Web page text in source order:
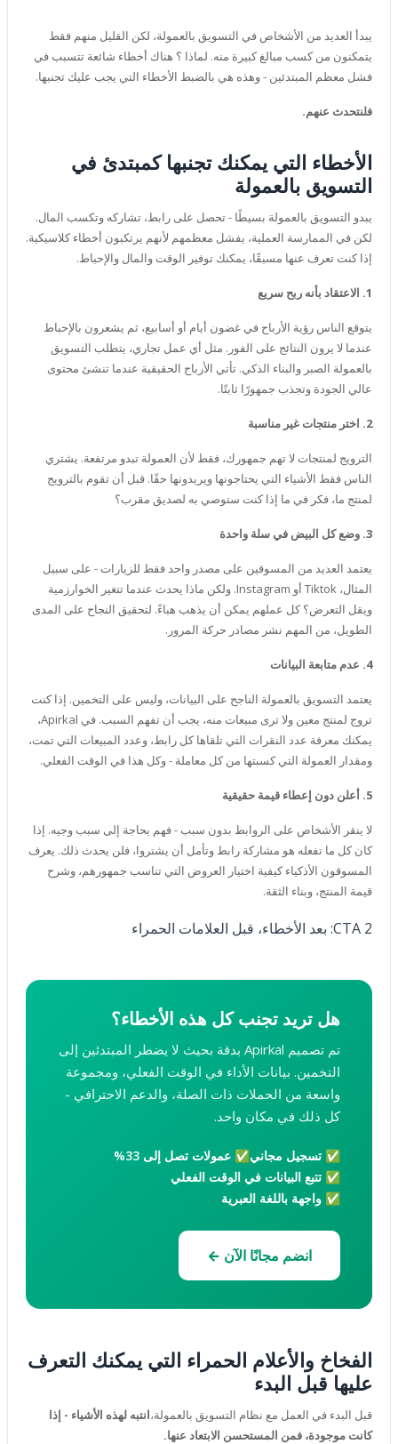
يبدأ العديد من الأشخاص في التسويق بالعمولة، لكن القليل منهم فقط
يتمكنون من كسب مبالغ كبيرة منه. لماذا ؟ هناك أخطاء شائعة تتسبب في
فشل معظم المبتدئين - وهذه هي بالضبط الأخطاء التي يجب عليك تجنبها.
فلنتحدث عنهم.
الأخطاء التي يمكنك تجنبها كمبتدئ في
التسويق بالعمولة
يبدو التسويق بالعمولة بسيطًا - تحصل على رابط، تشاركه وتكسب المال.
لكن في الممارسة العملية، يفشل معظمهم لأنهم يرتكبون أخطاء كلاسيكية.
إذا كنت تعرف عنها مسبقًا، يمكنك توفير الوقت والمال والإحباط.
1. الاعتقاد بأنه ربح سريع
يتوقع الناس رؤية الأرباح في غضون أيام أو أسابيع، ثم يشعرون بالإحباط
عندما لا يرون النتائج على الفور. مثل أي عمل تجاري، يتطلب التسويق
بالعمولة الصبر والبناء الذكي. تأتي الأرباح الحقيقية عندما تنشئ محتوى
عالي الجودة وتجذب جمهورًا ثابتًا.
2. اختر منتجات غير مناسبة
الترويج لمنتجات لا تهم جمهورك، فقط لأن العمولة تبدو مرتفعة. يشتري
الناس فقط الأشياء التي يحتاجونها ويريدونها حقًا. قبل أن تقوم بالترويج
لمنتج ما، فكر في ما إذا كنت ستوصي به لصديق مقرب؟
3. وضع كل البيض في سلة واحدة
يعتمد العديد من المسوقين على مصدر واحد فقط للزيارات - على سبيل
المثال، Tiktok أو Instagram. ولكن ماذا يحدث عندما تتغير الخوارزمية
ويقل التعرض؟ كل عملهم يمكن أن يذهب هباءً. لتحقيق النجاح على المدى
الطويل، من المهم نشر مصادر حركة المرور.
4. عدم متابعة البيانات
يعتمد التسويق بالعمولة الناجح على البيانات، وليس على التخمين. إذا كنت
تروج لمنتج معين ولا ترى مبيعات منه، يجب أن تفهم السبب. في Apirkal،
يمكنك معرفة عدد النقرات التي تلقاها كل رابط، وعدد المبيعات التي تمت،
ومقدار العمولة التي كسبتها من كل معاملة - وكل هذا في الوقت الفعلي.
5. أعلن دون إعطاء قيمة حقيقية
لا ينقر الأشخاص على الروابط بدون سبب - فهم بحاجة إلى سبب وجيه. إذا
كان كل ما تفعله هو مشاركة رابط وتأمل أن يشتروا، فلن يحدث ذلك. يعرف
المسوقون الأذكياء كيفية اختيار العروض التي تناسب جمهورهم، وشرح
قيمة المنتج، وبناء الثقة.
CTA 2: بعد الأخطاء، قبل العلامات الحمراء
هل تريد تجنب كل هذه الأخطاء؟
​​تم تصميم Apirkal بدقة بحيث لا يضطر المبتدئين إلى
التخمين. بيانات الأداء في الوقت الفعلي، ومجموعة
واسعة من الحملات ذات الصلة، والدعم الاحترافي -
كل ذلك في مكان واحد.
✅ تسجيل مجاني✅ عمولات تصل إلى 33%
✅ تتبع البيانات في الوقت الفعلي
✅ واجهة باللغة العبرية
انضم مجانًا الآن ←
الفخاخ والأعلام الحمراء التي يمكنك التعرف
عليها قبل البدء
قبل البدء في العمل مع نظام التسويق بالعمولة،انتبه لهذه الأشياء - إذا
كانت موجودة، فمن المستحسن الابتعاد عنها.